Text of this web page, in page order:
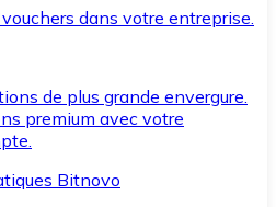
dans votre entreprise.
de plus grande envergure.
premium avec votre
Bitnovo